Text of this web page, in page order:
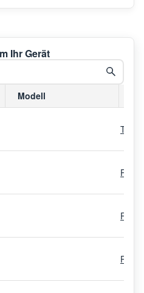
Ihr Gerät
Modell